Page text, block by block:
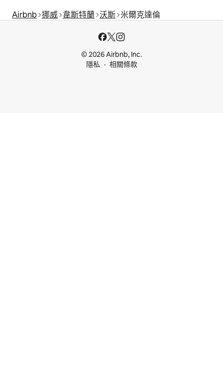
Airbnb 挪威 韋斯特蘭 沃斯 米爾克達倫
© 2026 Airbnb, Inc.
隱私
相關條款